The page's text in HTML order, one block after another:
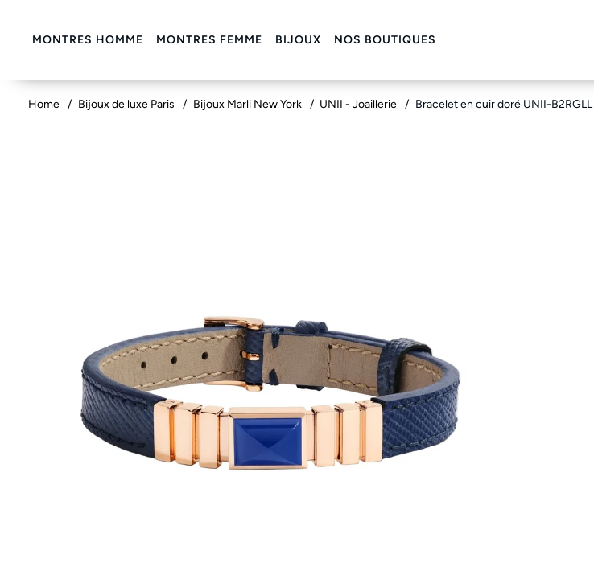
MONTRES HOMME MONTRES FEMME BIJOUX NOS BOUTIQUES
Home Bijoux de luxe Paris Bijoux Marli New York UNII - Joaillerie Bracelet en cuir doré UNII-B2RGLL